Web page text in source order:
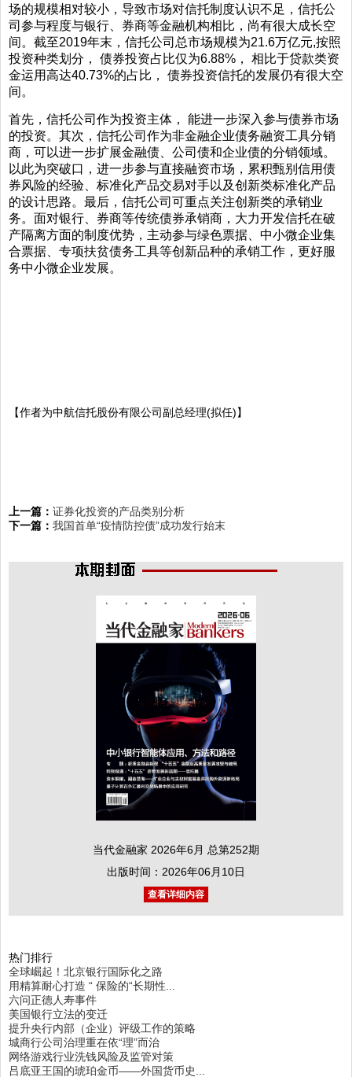
场的规模相对较小，导致市场对信托制度认识不足，信托公
司参与程度与银行、券商等金融机构相比，尚有很大成长空
间。截至2019年末，信托公司总市场规模为21.6万亿元,按照
投资种类划分， 债券投资占比仅为6.88%， 相比于贷款类资
金运用高达40.73%的占比， 债券投资信托的发展仍有很大空
间。
首先，信托公司作为投资主体， 能进一步深入参与债券市场
的投资。其次，信托公司作为非金融企业债务融资工具分销
商，可以进一步扩展金融债、公司债和企业债的分销领域。
以此为突破口，进一步参与直接融资市场，累积甄别信用债
券风险的经验、标准化产品交易对手以及创新类标准化产品
的设计思路。最后，信托公司可重点关注创新类的承销业
务。面对银行、券商等传统债券承销商，大力开发信托在破
产隔离方面的制度优势，主动参与绿色票据、中小微企业集
合票据、专项扶贫债务工具等创新品种的承销工作，更好服
务中小微企业发展。
【作者为中航信托股份有限公司副总经理(拟任)】
上一篇： 证券化投资的产品类别分析
下一篇： 我国首单“疫情防控债”成功发行始末
当代金融家 2026年6月 总第252期
出版时间：2026年06月10日
查看详细内容
热门排行
全球崛起！北京银行国际化之路
用精算耐心打造 “ 保险的“长期性...
六问正德人寿事件
美国银行立法的变迁
提升央行内部（企业）评级工作的策略
城商行公司治理重在依“理”而治
网络游戏行业洗钱风险及监管对策
吕底亚王国的琥珀金币——外国货币史...